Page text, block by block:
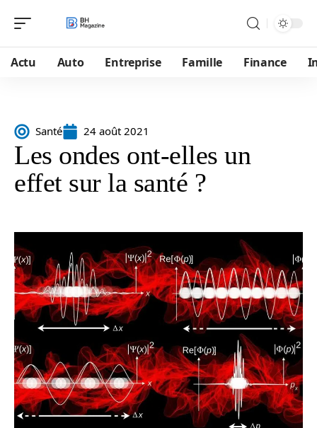
Actu Auto Entreprise Famille Finance
Santé 24 août 2021
Les ondes ont-elles un
effet sur la santé ?